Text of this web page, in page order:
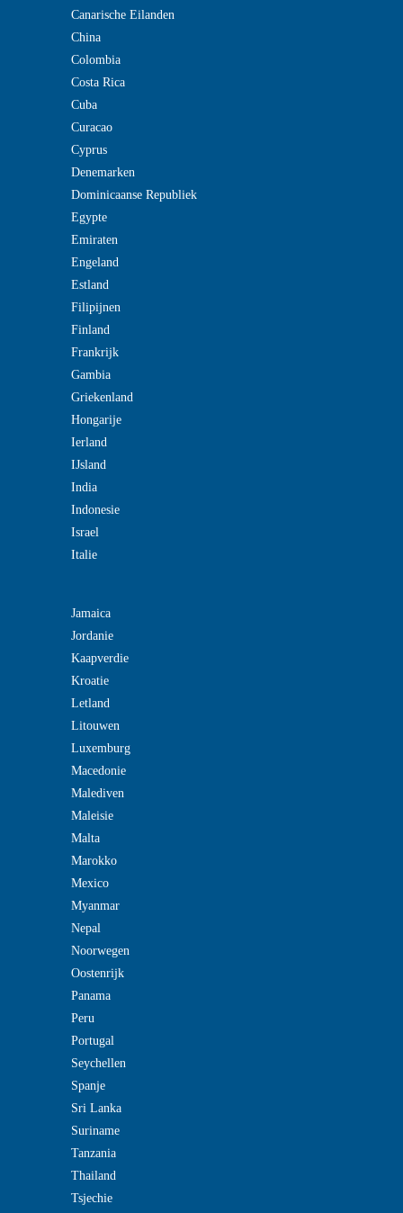
Canarische Eilanden
China
Colombia
Costa Rica
Cuba
Curacao
Cyprus
Denemarken
Dominicaanse Republiek
Egypte
Emiraten
Engeland
Estland
Filipijnen
Finland
Frankrijk
Gambia
Griekenland
Hongarije
Ierland
IJsland
India
Indonesie
Israel
Italie
Jamaica
Jordanie
Kaapverdie
Kroatie
Letland
Litouwen
Luxemburg
Macedonie
Malediven
Maleisie
Malta
Marokko
Mexico
Myanmar
Nepal
Noorwegen
Oostenrijk
Panama
Peru
Portugal
Seychellen
Spanje
Sri Lanka
Suriname
Tanzania
Thailand
Tsjechie